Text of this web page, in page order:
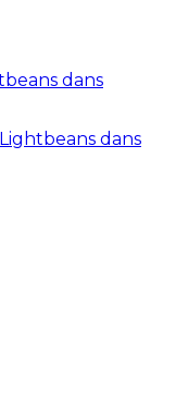
dans
dans